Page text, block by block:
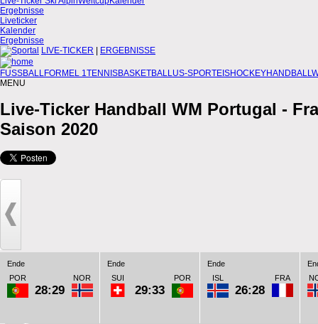
Ergebnisse
Liveticker
Kalender
Ergebnisse
LIVE-TICKER
ERGEBNISSE
FUSSBALLFORMEL 1TENNISBASKETBALLUS-SPORTEISHOCKEYHANDBALL
MENU
Live-Ticker Handball WM Portugal -
Saison 2020
Ende
POR
28:29
NOR
Ende
SUI
29:33
POR
Ende
ISL
26:28
FRA